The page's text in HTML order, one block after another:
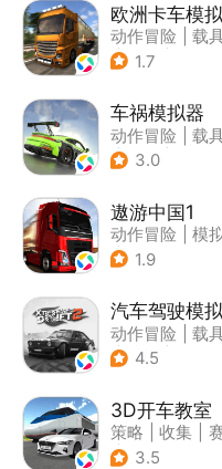
欧洲卡车模拟
动作冒险
载
| 汽车
1.7
车祸模拟器
动作冒险
载
| 汽车
3.0
遨游中国1
动作冒险 模
| 写实
1.9
汽车驾驶模
动作冒险
载
| 汽车
4.5
3D开车教室
策略 收集
| 写实
3.5